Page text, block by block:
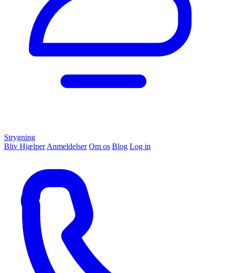
Strygning
Bliv Hjælper Anmeldelser Om os Blog Log in